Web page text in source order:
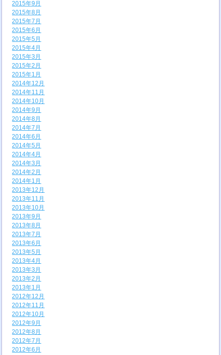
2015年9月
2015年8月
2015年7月
2015年6月
2015年5月
2015年4月
2015年3月
2015年2月
2015年1月
2014年12月
2014年11月
2014年10月
2014年9月
2014年8月
2014年7月
2014年6月
2014年5月
2014年4月
2014年3月
2014年2月
2014年1月
2013年12月
2013年11月
2013年10月
2013年9月
2013年8月
2013年7月
2013年6月
2013年5月
2013年4月
2013年3月
2013年2月
2013年1月
2012年12月
2012年11月
2012年10月
2012年9月
2012年8月
2012年7月
2012年6月